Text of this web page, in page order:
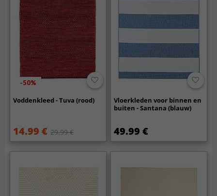
-50%
Voddenkleed - Tuva (rood)
14.99 € 29.99 €
Vloerkleden voor binnen en
buiten - Santana (blauw)
49.99 €